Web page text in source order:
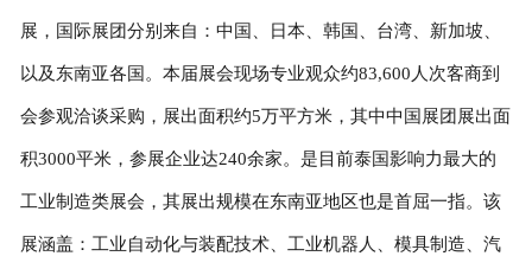
门店展示
加盟支持
加盟流程
展，国际展团分别来自：中国、日本、韩国、台湾、新加坡、
以及东南亚各国。本届展会现场专业观众约83,600人次客商到
会参观洽谈采购，展出面积约5万平方米，其中中国展团展出面
积3000平米，参展企业达240余家。是目前泰国影响力最大的
工业制造类展会，其展出规模在东南亚地区也是首屈一指。该
展涵盖：工业自动化与装配技术、工业机器人、模具制造、汽